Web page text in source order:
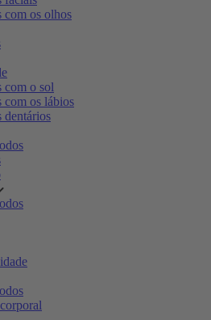
com os olhos
com o sol
com os lábios
dentários